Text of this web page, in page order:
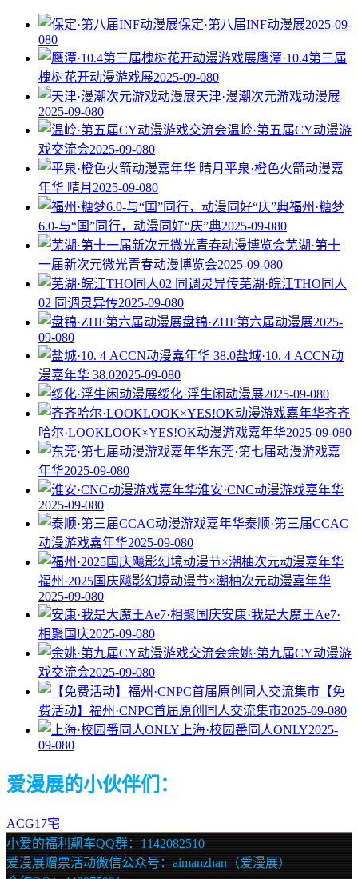
保定·第八届INF动漫展2025-09-
080
鹰潭·10.4第三届
槐树花开动漫游戏展2025-09-080
天津·漫潮次元游戏动漫展
2025-09-080
温岭·第五届CY动漫游
戏交流会2025-09-080
平泉·橙色火箭动漫嘉
年华 晴月 2025-09-080
福州·糖梦
6.0-与“国”同行，动漫同好“庆”典2025-09-080
芜湖·第十
一届新次元微光青春动漫博览会2025-09-080
芜湖·皖江THO同人
02 同调灵异传2025-09-080
盘锦·ZHF第六届动漫展2025-
09-080
盐城·10. 4 ACCN动
漫嘉年华 38.02025-09-080
绥化·浮生闲动漫展2025-09-080
齐齐
哈尔·LOOKLOOK×YES!OK动漫游戏嘉年华2025-09-080
东莞·第七届动漫游戏嘉
年华2025-09-080
淮安·CNC动漫游戏嘉年华
2025-09-080
泰顺·第三届CCAC
动漫游戏嘉年华2025-09-080
福州·2025国庆飚影幻境动漫节×潮柚次元动漫嘉年华
2025-09-080
安康·我是大魔王Ae7·
相聚国庆2025-09-080
余姚·第九届CY动漫游
戏交流会2025-09-080
【免
费活动】福州·CNPC首届原创同人交流集市2025-09-080
上海·校园番同人ONLY2025-
09-080
爱漫展的小伙伴们：
ACG17宅
小爱的福利飙车QQ群：1142082510
爱漫展赠票活动微信公众号：aimanzhan（爱漫展）